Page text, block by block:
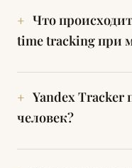
Что
time tracking при
Yandex Tracker
человек?